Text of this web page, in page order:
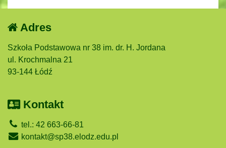
Adres
Szkoła Podstawowa nr 38 im. dr. H. Jordana
ul. Krochmalna 21
93-144 Łódź
Kontakt
tel.: 42 663-66-81
kontakt@sp38.elodz.edu.pl